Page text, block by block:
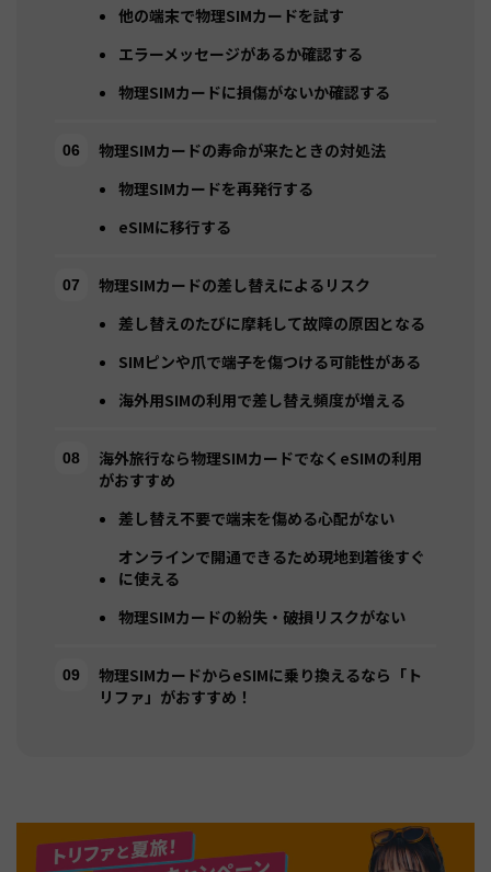
他の端末で物理SIMカードを試す
エラーメッセージがあるか確認する
物理SIMカードに損傷がないか確認する
物理SIMカードの寿命が来たときの対処法
物理SIMカードを再発行する
eSIMに移行する
物理SIMカードの差し替えによるリスク
差し替えのたびに摩耗して故障の原因となる
SIMピンや爪で端子を傷つける可能性がある
海外用SIMの利用で差し替え頻度が増える
海外旅行なら物理SIMカードでなくeSIMの利用
がおすすめ
差し替え不要で端末を傷める心配がない
オンラインで開通できるため現地到着後すぐ
に使える
物理SIMカードの紛失・破損リスクがない
物理SIMカードからeSIMに乗り換えるなら「ト
リファ」がおすすめ！